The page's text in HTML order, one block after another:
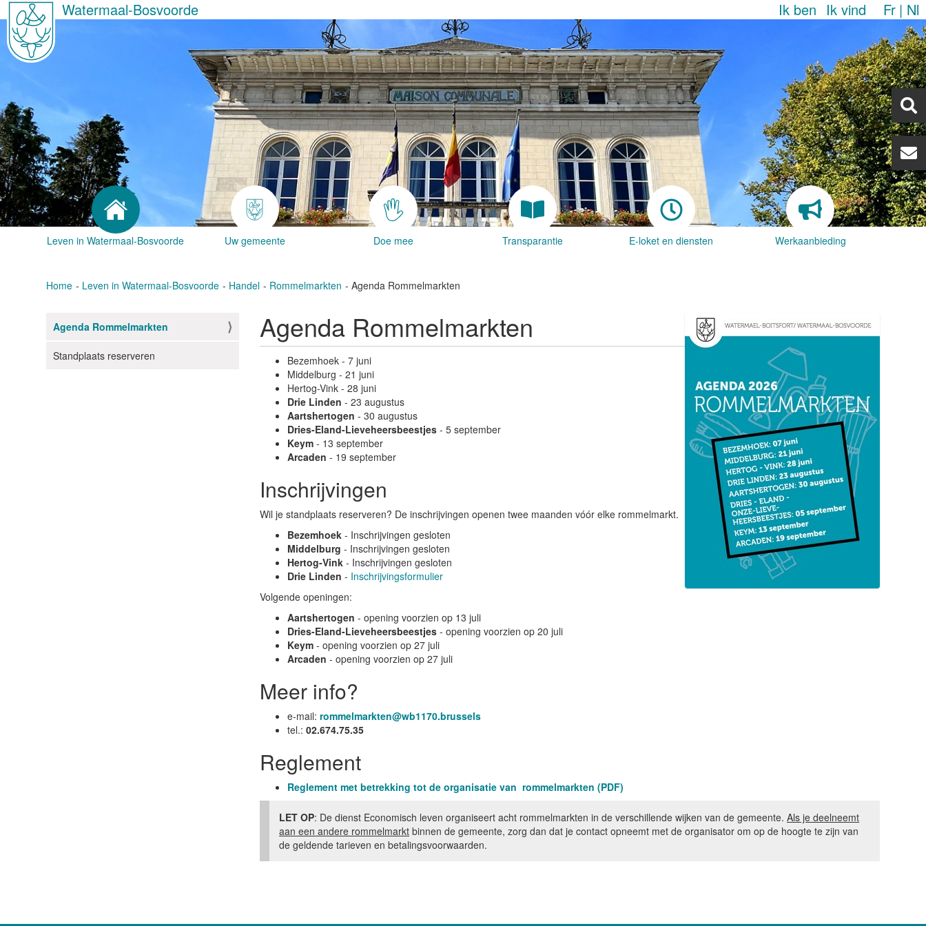
Watermaal-Bosvoorde Ik ben Ik vind Fr Nl
Leven in Watermaal-Bosvoorde Uw gemeente Doe mee Transparantie E-loket en diensten Werkaanbieding
Home Leven in Watermaal-Bosvoorde Handel Rommelmarkten Agenda Rommelmarkten
N
v
Agenda Rommelmarkten
Standplaats reserveren
Agenda Rommelmarkten
Bezemhoek - 7 juni
Middelburg - 21 juni
Hertog-Vink - 28 juni
Drie Linden - 23 augustus
Aartshertogen - 30 augustus
Dries-Eland-Lieveheersbeestjes - 5 september
Keym - 13 september
Arcaden - 19 september
Inschrijvingen
Wil je standplaats reserveren? De inschrijvingen openen twee maanden vóór elke rommelmarkt.
Bezemhoek - Inschrijvingen gesloten
Middelburg - Inschrijvingen gesloten
Hertog-Vink - Inschrijvingen gesloten
Drie Linden - Inschrijvingsformulier
Volgende openingen:
Aartshertogen - opening voorzien op 13 juli
Dries-Eland-Lieveheersbeestjes - opening voorzien op 20 juli
Keym - opening voorzien op 27 juli
Arcaden - opening voorzien op 27 juli
Meer info?
e-mail:rommelmarkten@wb1170.brussels
tel.:02.674.75.35
Reglement
Reglement met betrekking tot de organisatie van rommelmarkten (PDF)
LET OP: De dienst Economisch leven organiseert acht rommelmarkten in de verschillende wijken van de gemeente.Als je deelneemt
aan een andere rommelmarkt binnen de gemeente, zorg dan dat je contact opneemt met de organisator om op de hoogte te zijn van
de geldende tarieven en betalingsvoorwaarden.